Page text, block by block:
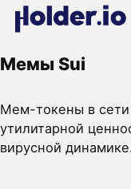
Мемы Sui
Мем-токены в
утилитарной
вирусной динамике.